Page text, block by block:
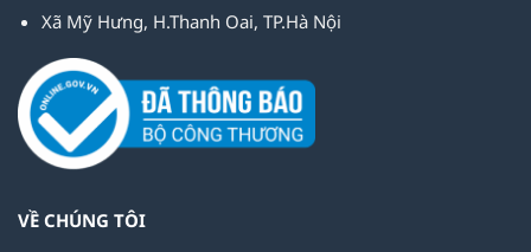
Xã Mỹ Hưng, H.Thanh Oai, TP.Hà Nội
VỀ CHÚNG TÔI